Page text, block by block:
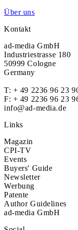
Über uns
Kontakt
ad-media GmbH
Industriestrasse 180
50999 Cologne
Germany
T: + 49 2236 96 23
F: + 49 2236 96 23
info@ad-media.de
Links
Magazin
CPI-TV
Events
Buyers' Guide
Newsletter
Werbung
Patente
Author Guidelines
ad-media GmbH